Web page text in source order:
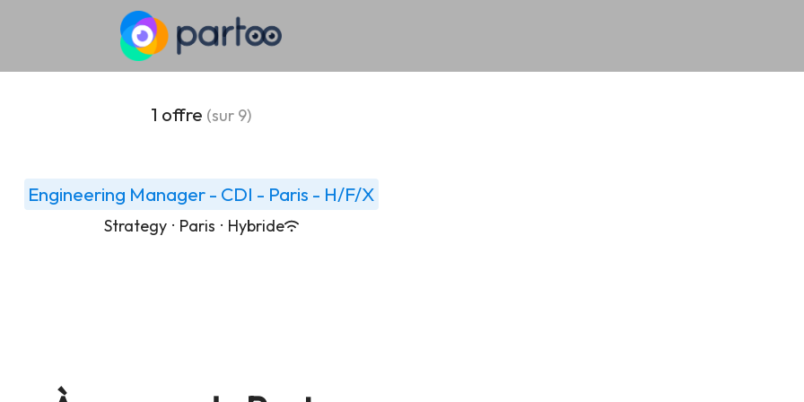
1 offre (sur 9)
Engineering Manager - CDI - Paris - H/F/X
Strategy · Paris · Hybride